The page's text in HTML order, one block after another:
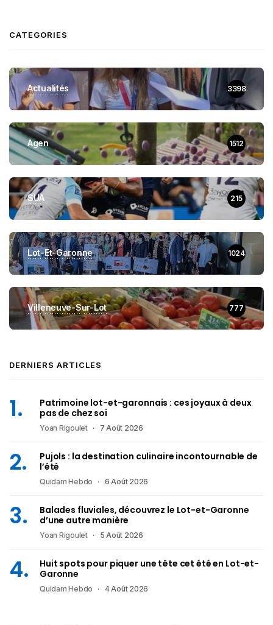
CATEGORIES
Actualités 3398
Agen 1512
SUA 215
Lot-Et-Garonne 1024
Villeneuve-Sur-Lot 777
DERNIERS ARTICLES
Patrimoine lot-et-garonnais : ces joyaux à deux
pas de chez soi
Yoan Rigoulet 7 Août 2026
Pujols : la destination culinaire incontournable de
l’été
Quidam Hebdo 6 Août 2026
Balades fluviales, découvrez le Lot-et-Garonne
d’une autre manière
Yoan Rigoulet 5 Août 2026
Huit spots pour piquer une tête cet été en Lot-et-
Garonne
Quidam Hebdo 4 Août 2026